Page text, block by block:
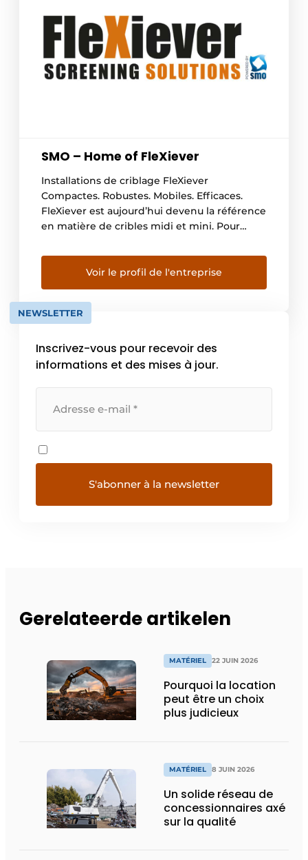
SMO – Home of FleXiever
Installations de criblage FleXiever
Compactes. Robustes. Mobiles. Efficaces.
FleXiever est aujourd’hui devenu la référence
en matière de cribles midi et mini. Pour
nous avons une solution adaptée : tracté par
un camion, un tracteur ou un 4×4, ou intégré
dans un système de conteneur. Mobile ou
stationnaire, en 220V […]
Voir le profil de l'entreprise
NEWSLETTER
Inscrivez-vous pour recevoir des
informations et des mises à jour.
Gerelateerde artikelen
MATÉRIEL 22 JUIN 2026
Pourquoi la location
peut être un choix
plus judicieux
MATÉRIEL 8 JUIN 2026
Un solide réseau de
concessionnaires axé
sur la qualité